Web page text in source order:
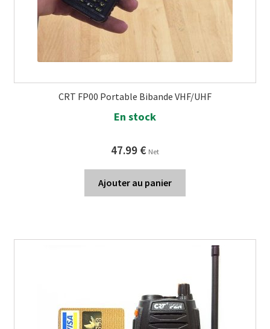
CRT FP00 Portable Bibande VHF/UHF
En stock
47.99 € Net
Ajouter au panier